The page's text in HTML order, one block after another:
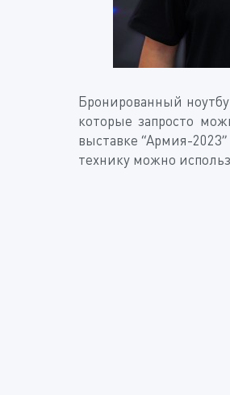
Бронированный
которые запросто
выставке “Армия-
технику можно